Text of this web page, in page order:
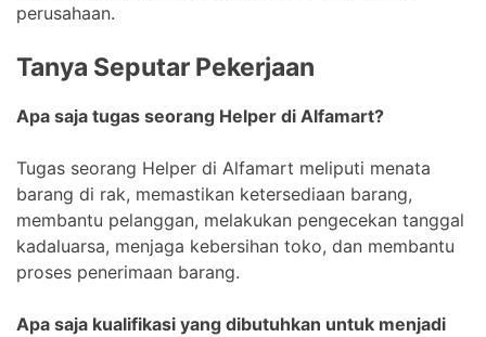
perusahaan.
Tanya Seputar Pekerjaan
Apa saja tugas seorang Helper di Alfamart?
Tugas seorang Helper di Alfamart meliputi menata
barang di rak, memastikan ketersediaan barang,
membantu pelanggan, melakukan pengecekan tanggal
kadaluarsa, menjaga kebersihan toko, dan membantu
proses penerimaan barang.
Apa saja kualifikasi yang dibutuhkan untuk menjadi